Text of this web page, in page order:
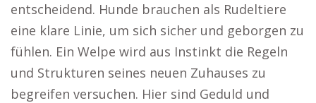
entscheidend. Hunde brauchen als Rudeltiere
eine klare Linie, um sich sicher und geborgen zu
fühlen. Ein Welpe wird aus Instinkt die Regeln
und Strukturen seines neuen Zuhauses zu
begreifen versuchen. Hier sind Geduld und